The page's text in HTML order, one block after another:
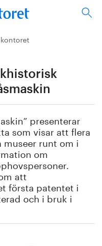
presenterar
som visar att flera
runt om i
om
att
första patentet i
och i bruk i